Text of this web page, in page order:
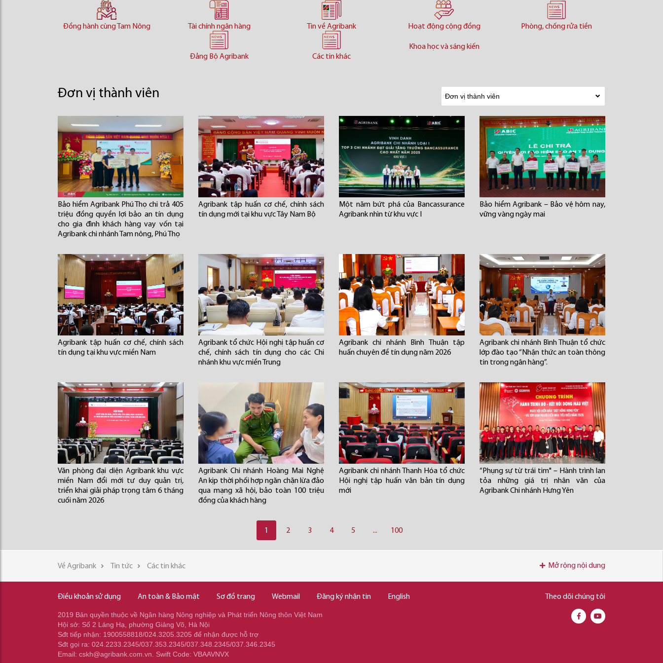
Đồng hành cùng Tam Nông Tài chính ngân hàng Tin về Agribank Hoạt động cộng đồng Phòng, chống rửa tiền
Đảng Bộ Agribank Các tin khác
Khoa học và sáng kiến
Đơn vị thành viên
Bảo hiểm Agribank Phú Thọ chi trả 405
triệu đồng quyền lợi bảo an tín dụng
cho gia đình khách hàng vay vốn tại
Agribank chi nhánh Tam nông, Phú Thọ
Agribank tập huấn cơ chế, chính sách
tín dụng mới tại khu vực Tây Nam Bộ
Một năm bứt phá của Bancassurance
Agribank nhìn từ khu vực I
Bảo hiểm Agribank – Bảo vệ hôm nay,
vững vàng ngày mai
Agribank tập huấn cơ chế, chính sách
tín dụng tại khu vực miền Nam
Agribank tổ chức Hội nghị tập huấn cơ
chế, chính sách tín dụng cho các Chi
nhánh khu vực miền Trung
Agribank chi nhánh Bình Thuận tập
huấn chuyên đề tín dụng năm 2026
Agribank chi nhánh Bình Thuận tổ chức
lớp đào tạo “Nhận thức an toàn thông
tin trong ngân hàng”.
Văn phòng đại diện Agribank khu vực
miền Nam đổi mới tư duy quản trị,
triển khai giải pháp trọng tâm 6 tháng
cuối năm 2026
Agribank Chi nhánh Hoàng Mai Nghệ
An kịp thời phối hợp ngăn chặn lừa đảo
qua mạng xã hội, bảo toàn 100 triệu
đồng của khách hàng
Agribank chi nhánh Thanh Hóa tổ chức
Hội nghị tập huấn văn bản tín dụng
mới
“Phụng sự từ trái tim" – Hành trình lan
tỏa những giá trị nhân văn của
Agribank Chi nhánh Hưng Yên
1 2 3 4 5 ... 100
Về Agribank Tin tức Các tin khác Mở rộng nội dung
Điều khoản sử dụng An toàn & Bảo mật Sơ đồ trang Webmail Đăng ký nhận tin English
2019 Bản quyền thuộc về Ngân hàng Nông nghiệp và Phát triển Nông thôn Việt Nam
Hội sở: Số 2 Láng Hạ, phường Giảng Võ, Hà Nội
Sđt tiếp nhận: 1900558818/024.3205.3205 để nhận được hỗ trợ
Sđt gọi ra: 024.2233.2345/037.353.2345/037.348.2345/037.346.2345
Email: cskh@agribank.com.vn. Swift Code: VBAAVNVX
Theo dõi chúng tôi